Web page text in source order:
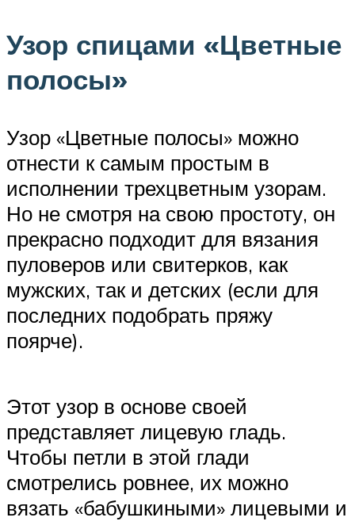
Узор спицами «Цветные
полосы»
Узор «Цветные полосы» можно
отнести к самым простым в
исполнении трехцветным узорам.
Но не смотря на свою простоту, он
прекрасно подходит для вязания
пуловеров или свитерков, как
мужских, так и детских (если для
последних подобрать пряжу
поярче).
Этот узор в основе своей
представляет лицевую гладь.
Чтобы петли в этой глади
смотрелись ровнее, их можно
вязать «бабушкиными» лицевыми и